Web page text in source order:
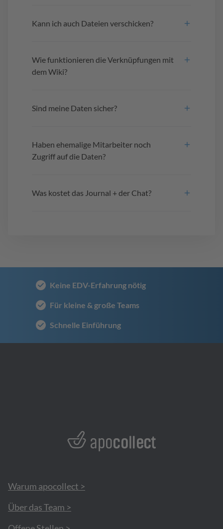
Kann ich auch Dateien verschicken?
Wie funktionieren die Verknüpfungen mit
dem Wiki?
Sind meine Daten sicher?
Haben ehemalige Mitarbeiter noch
Zugriff auf die Daten?
Was kostet das Journal + der Chat?
Keine EDV-Erfahrung nötig
Für kleine & große Teams
Schnelle Einführung
Warum apocollect >
Über das Team >